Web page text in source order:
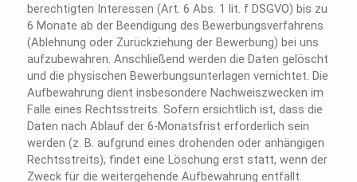
berechtigten Interessen (Art. 6 Abs. 1 lit. f DSGVO) bis zu
6 Monate ab der Beendigung des Bewerbungsverfahrens
(Ablehnung oder Zurückziehung der Bewerbung) bei uns
aufzubewahren. Anschließend werden die Daten gelöscht
und die physischen Bewerbungsunterlagen vernichtet. Die
Aufbewahrung dient insbesondere Nachweiszwecken im
Falle eines Rechtsstreits. Sofern ersichtlich ist, dass die
Daten nach Ablauf der 6-Monatsfrist erforderlich sein
werden (z. B. aufgrund eines drohenden oder anhängigen
Rechtsstreits), findet eine Löschung erst statt, wenn der
Zweck für die weitergehende Aufbewahrung entfällt.